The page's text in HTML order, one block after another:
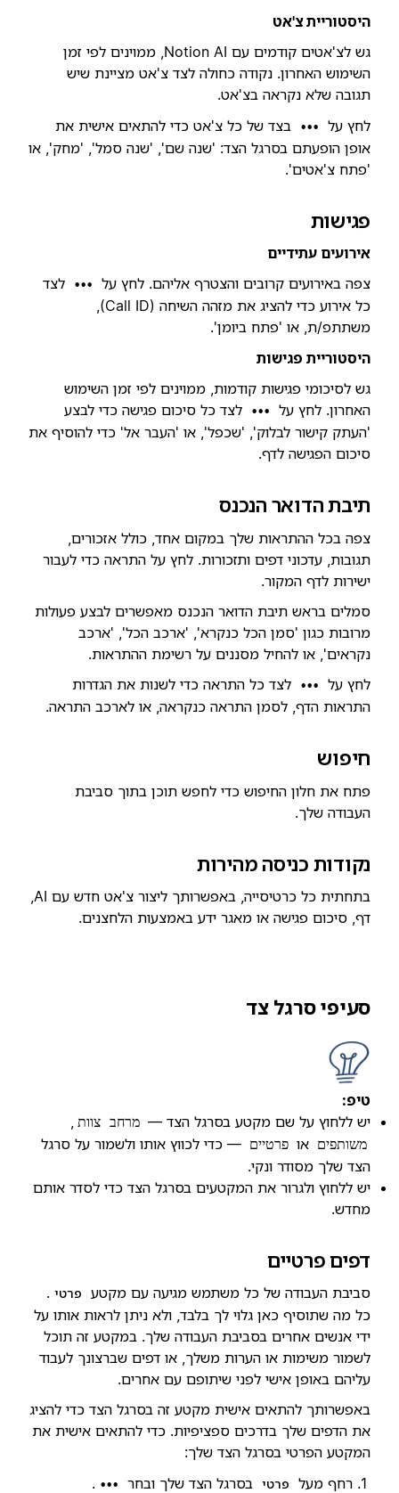
היסטוריית צ'אט
גש לצ'אטים קודמים עם Notion AI, ממוינים לפי זמן
השימוש האחרון. נקודה כחולה לצד צ'אט מציינת שיש
תגובה שלא נקראה בצ'אט.
לחץ על
•••
בצד של כל צ'אט כדי להתאים אישית את
אופן הופעתם בסרגל הצד: 'שנה שם', 'שנה סמל', 'מחק', או
'פתח צ'אטים'.
פגישות
אירועים עתידיים
צפה באירועים קרובים והצטרף אליהם. לחץ על
•••
לצד
כל אירוע כדי להציג את מזהה השיחה (Call ID),
משתתפ/ת, או 'פתח ביומן'.
היסטוריית פגישות
גש לסיכומי פגישות קודמות, ממוינים לפי זמן השימוש
האחרון. לחץ על
•••
לצד כל סיכום פגישה כדי לבצע
'העתק קישור לבלוק', 'שכפל', או 'העבר אל' כדי להוסיף את
סיכום הפגישה לדף.
תיבת הדואר הנכנס
צפה בכל ההתראות שלך במקום אחד, כולל אזכורים,
תגובות, עדכוני דפים ותזכורות. לחץ על התראה כדי לעבור
ישירות לדף המקור.
סמלים בראש תיבת הדואר הנכנס מאפשרים לבצע פעולות
מרובות כגון 'סמן הכל כנקרא', 'ארכב הכל', 'ארכב
נקראים', או להחיל מסננים על רשימת ההתראות.
לחץ על
•••
לצד כל התראה כדי לשנות את הגדרות
התראות הדף, לסמן התראה כנקראה, או לארכב התראה.
חיפוש
פתח את חלון החיפוש כדי לחפש תוכן בתוך סביבת
העבודה שלך.
נקודות כניסה מהירות
בתחתית כל כרטיסייה, באפשרותך ליצור צ'אט חדש עם AI,
דף, סיכום פגישה או מאגר ידע באמצעות הלחצנים.
סעיפי סרגל צד
טיפ:
יש ללחוץ על שם מקטע בסרגל הצד — מרחב צוות
משותפים או פרטיים — כדי לכווץ אותו ולשמור על סרגל
הצד שלך מסודר ונקי.
יש ללחוץ ולגרור את המקטעים בסרגל הצד כדי לסדר אותם
מחדש.
דפים פרטיים
סביבת העבודה של כל משתמש מגיעה עם מקטע פרטי .
כל מה שתוסיף כאן גלוי לך בלבד, ולא ניתן לראות אותו על
ידי אנשים אחרים בסביבת העבודה שלך. במקטע זה תוכל
לשמור משימות או הערות משלך, או דפים שברצונך לעבוד
עליהם באופן אישי לפני שיתופם עם אחרים.
באפשרותך להתאים אישית מקטע זה בסרגל הצד כדי להציג
את הדפים שלך בדרכים ספציפיות. כדי להתאים אישית את
המקטע הפרטי בסרגל הצד שלך:
רחף מעל
פרטי בסרגל הצד שלך ובחר •••
.